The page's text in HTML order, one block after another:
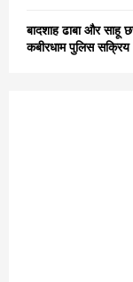
बादशाह ढाबा और साहू
कबीरधाम पुलिस सक्रिय